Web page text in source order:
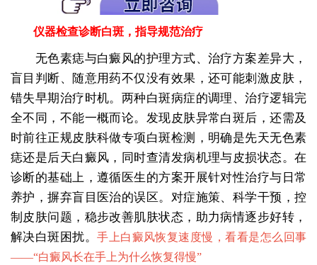
仪器检查诊断白斑，指导规范治疗
无色素痣与白癜风的护理方式、治疗方案差异大，
盲目判断、随意用药不仅没有效果，还可能刺激皮肤，
错失早期治疗时机。两种白斑病症的调理、治疗逻辑完
全不同，不能一概而论。发现皮肤异常白斑后，还需及
时前往正规皮肤科做专项白斑检测，明确是先天无色素
痣还是后天白癜风，同时查清发病机理与皮损状态。在
诊断的基础上，遵循医生的方案开展针对性治疗与日常
养护，摒弃盲目医治的误区。对症施策、科学干预，控
制皮肤问题，稳步改善肌肤状态，助力病情逐步好转，
解决白斑困扰。手上白癜风恢复速度慢，看看是怎么回事
——“白癜风长在手上为什么恢复得慢”